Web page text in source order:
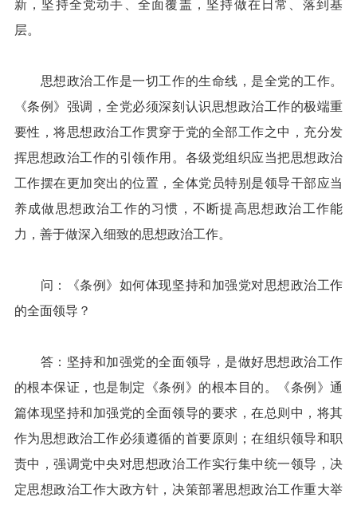
新，坚持全党动手、全面覆盖，坚持做在日常、落到基
层。
思想政治工作是一切工作的生命线，是全党的工作。
《条例》强调，全党必须深刻认识思想政治工作的极端重
要性，将思想政治工作贯穿于党的全部工作之中，充分发
挥思想政治工作的引领作用。各级党组织应当把思想政治
工作摆在更加突出的位置，全体党员特别是领导干部应当
养成做思想政治工作的习惯，不断提高思想政治工作能
力，善于做深入细致的思想政治工作。
问：《条例》如何体现坚持和加强党对思想政治工作
的全面领导？
答：坚持和加强党的全面领导，是做好思想政治工作
的根本保证，也是制定《条例》的根本目的。《条例》通
篇体现坚持和加强党的全面领导的要求，在总则中，将其
作为思想政治工作必须遵循的首要原则；在组织领导和职
责中，强调党中央对思想政治工作实行集中统一领导，决
定思想政治工作大政方针，决策部署思想政治工作重大举